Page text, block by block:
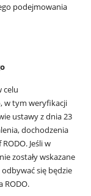
podejmowania
celu
w tym weryfikacji
ustawy z dnia 23
dochodzenia
Jeśli w
zostały wskazane
się będzie
RODO.